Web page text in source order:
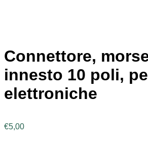
Connettore,
innesto 10 poli,
elettroniche
€5,00